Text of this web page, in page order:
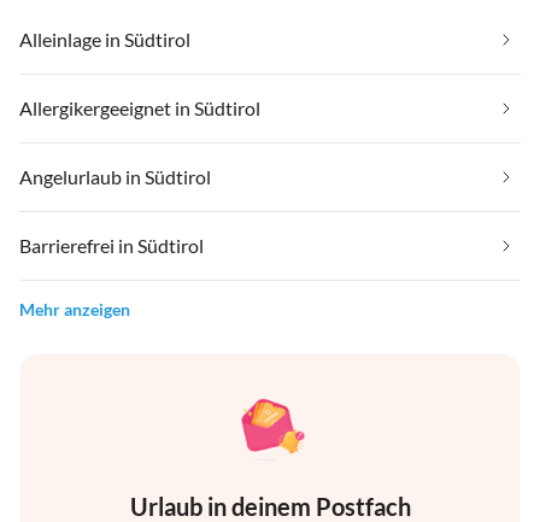
Alleinlage in Südtirol
Allergikergeeignet in Südtirol
Angelurlaub in Südtirol
Barrierefrei in Südtirol
Mehr anzeigen
Urlaub in deinem Postfach